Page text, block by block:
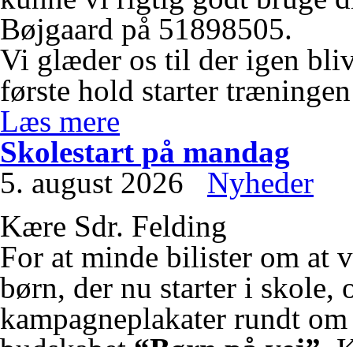
Bøjgaard på 51898505.
Vi glæder os til der igen
første hold starter
Læs mere
Skolestart på mandag
5. august 2026
Nyheder
Kære Sdr. Felding
For at minde bilister om at
børn, der nu starter i skole,
kampagneplakater rundt